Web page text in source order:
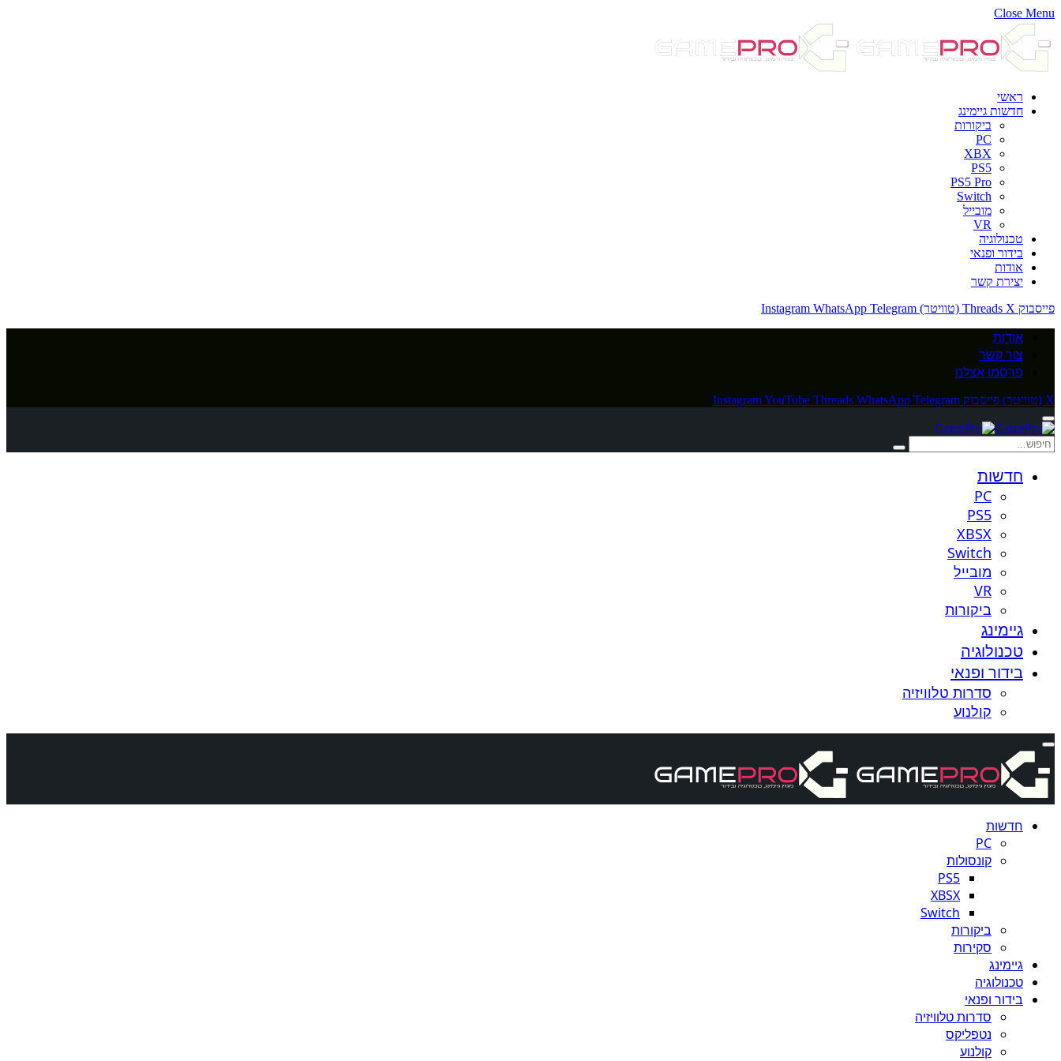
Close Menu
ראשי
חדשות גיימינג
ביקורות
PC
XBX
PS5
PS5 Pro
Switch
מובייל
VR
טכנולוגיה
בידור ופנאי
אודות
יצירת קשר
פייסבוק
Threads X (טוויטר) Instagram WhatsApp Telegram
אודות
צור קשר
פרסמו אצלנו
X (טוויטר) פייסבוק InstagramYouTube Threads WhatsApp Telegram
חדשות
PC
PS5
XBSX
Switch
מובייל
VR
ביקורות
גיימינג
טכנולוגיה
בידור ופנאי
סדרות טלוויזיה
קולנוע
חדשות
PC
קונסולות
PS5
XBSX
Switch
ביקורות
סקירות
גיימינג
טכנולוגיה
בידור ופנאי
סדרות טלוויזיה
נטפליקס
קולנוע